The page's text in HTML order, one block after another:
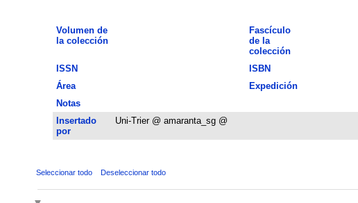
Volumen de
la colección
Fascículo
de la
colección
ISSN ISBN
Área
Expedición
Notas
Insertado
por
Uni-Trier @ amaranta_sg @
Seleccionar todo Deseleccionar todo